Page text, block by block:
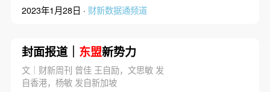
2023年1月28日 · 财新数据通频道
封面报道｜ 东盟新势力
文｜财新周刊 曾佳 王自励，文思敏 发
自香港，杨敏 发自新加坡